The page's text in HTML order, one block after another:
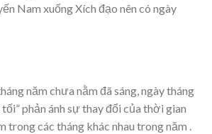
Nam xuống Xích đạo nên có ngày
năm chưa nằm đã sáng, ngày tháng
phản ánh sự thay đổi của thời gian
trong các tháng khác nhau trong năm .